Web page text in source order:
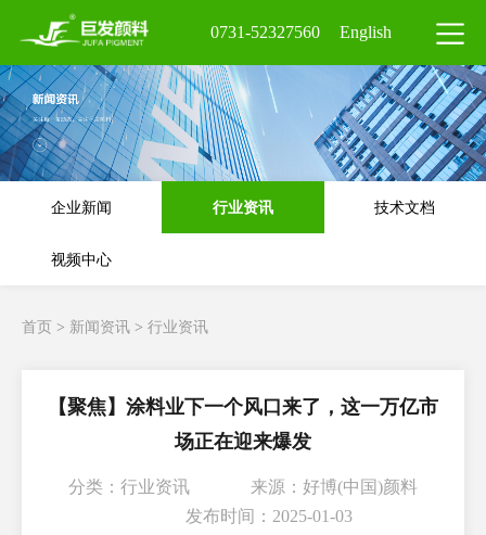
0731-52327560 English
企业新闻 行业资讯 技术文档
视频中心
首页 > 新闻资讯 > 行业资讯
【聚焦】涂料业下一个风口来了，这一万亿市
场正在迎来爆发
分类：行业资讯 来源：好博(中国)颜料
发布时间：2025-01-03